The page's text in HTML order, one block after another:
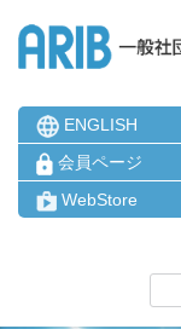
ENGLISH
会員ページ
WebStore